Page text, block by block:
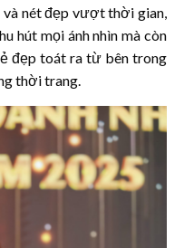
nét đẹp vượt thời gian,
hút mọi ánh nhìn mà còn
đẹp toát ra từ bên trong
thời trang.